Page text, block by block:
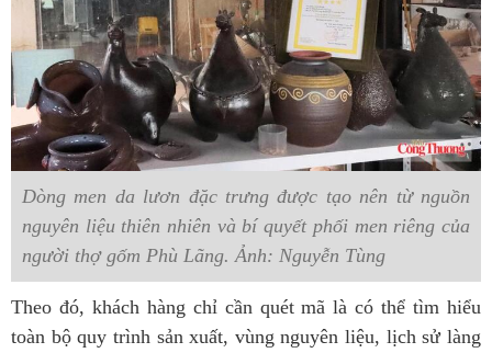
Dòng men da lươn đặc trưng được tạo nên từ nguồn
nguyên liệu thiên nhiên và bí quyết phối men riêng của
người thợ gốm Phù Lãng. Ảnh: Nguyễn Tùng
Theo đó, khách hàng chỉ cần quét mã là có thể tìm hiểu
toàn bộ quy trình sản xuất, vùng nguyên liệu, lịch sử làng